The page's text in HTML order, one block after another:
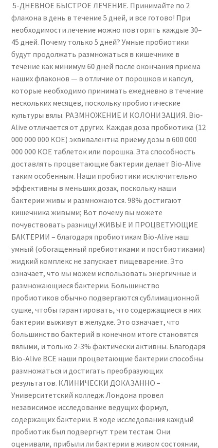
for
Bloated
Stomach
Relief
·
Diarrhea
·
After
Antibiotics
·
Travel
Abroad
·
Immune
Live
Friendly
Good
Bacteria
for
Men
Women
️ 5-ДНЕВНОЕ БЫСТРОЕ ЛЕЧЕНИЕ. Принимайте по 2
флакона в день в течение 5 дней, и все готово! При
необходимости лечение можно повторять каждые 30–
45 дней. Почему только 5 дней? Умные пробиотики
будут продолжать размножаться в кишечнике в
течение как минимум 60 дней после окончания приема
наших флаконов — в отличие от порошков и капсул,
которые необходимо принимать ежедневно в течение
нескольких месяцев, поскольку пробиотические
культуры вялы. РАЗМНОЖЕНИЕ И КОЛОНИЗАЦИЯ. Bio-
Alive отличается от других. Каждая доза пробиотика (12
000 000 000 КОЕ) эквивалентна приему дозы в 600 000
000 000 КОЕ таблеток или порошка. Эта способность
доставлять процветающие бактерии делает Bio-Alive
таким особенным. Наши пробиотики исключительно
эффективны в меньших дозах, поскольку наши
бактерии живы и размножаются. 98% достигают
кишечника живыми; Вот почему вы можете
почувствовать разницу! ЖИВЫЕ И ПРОЦВЕТУЮЩИЕ
БАКТЕРИИ – благодаря пробиотикам Bio-Alive наш
умный (обогащенный пребиотиками и постбиотиками)
жидкий комплекс не запускает пищеварение. Это
означает, что мы можем использовать энергичные и
размножающиеся бактерии. Большинство
пробиотиков обычно подвергаются сублимационной
сушке, чтобы гарантировать, что содержащиеся в них
бактерии выживут в желудке. Это означает, что
большинство бактерий в конечном итоге становятся
вялыми, и только 2-3% фактически активны. Благодаря
Bio-Alive ВСЕ наши процветающие бактерии способны
размножаться и достигать преобразующих
результатов. КЛИНИЧЕСКИ ДОКАЗАННО –
Университетский колледж Лондона провел
независимое исследование ведущих формул,
содержащих бактерии. В ходе исследования каждый
пробиотик был подвергнут трем тестам. Они
оценивали, прибыли ли бактерии в живом состоянии,